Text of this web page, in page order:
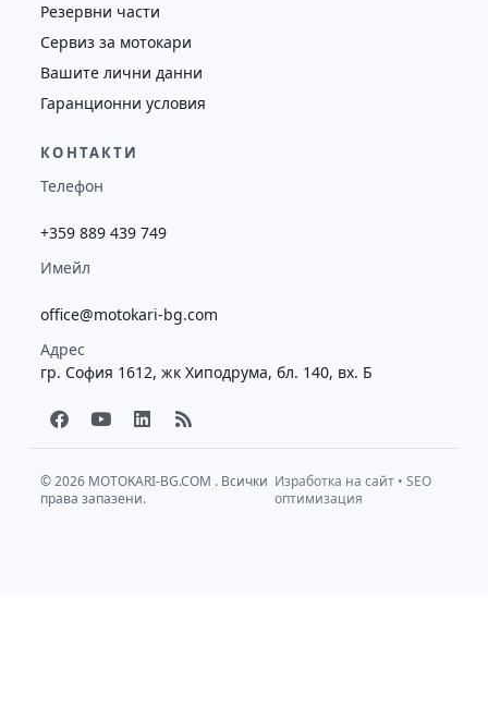
Резервни части
Сервиз за мотокари
Вашите лични данни
Гаранционни условия
КОНТАКТИ
Телефон
+359 889 439 749
Имейл
office@motokari-bg.com
Адрес
гр. София 1612, жк Хиподрума, бл. 140, вх. Б
F
a
c
b
o
Y
o
u
u
b
L
i
n
e
d
R
s
s
© 2026 MOTOKARI-BG.COM . Всички
права запазени.
Изработка на сайт •SEO
оптимизация